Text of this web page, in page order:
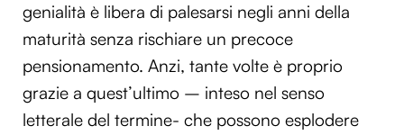
genialità è libera di palesarsi negli anni della
maturità senza rischiare un precoce
pensionamento. Anzi, tante volte è proprio
grazie a quest’ultimo – inteso nel senso
letterale del termine- che possono esplodere